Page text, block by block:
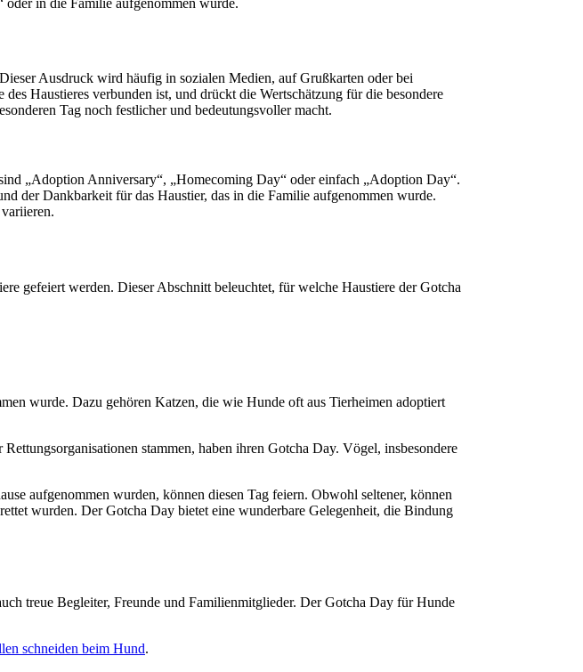
Ausdruck wird häufig in sozialen Medien, auf Grußkarten oder bei
Haustieres verbunden ist, und drückt die Wertschätzung für die besondere
Tag noch festlicher und bedeutungsvoller macht.
„Adoption Anniversary“, „Homecoming Day“ oder einfach „Adoption Day“.
der Dankbarkeit für das Haustier, das in die Familie aufgenommen wurde.
gefeiert werden. Dieser Abschnitt beleuchtet, für welche Haustiere der Gotcha
wurde. Dazu gehören Katzen, die wie Hunde oft aus Tierheimen adoptiert
stammen, haben ihren Gotcha Day. Vögel, insbesondere
aufgenommen wurden, können diesen Tag feiern. Obwohl seltener, können
wurden. Der Gotcha Day bietet eine wunderbare Gelegenheit, die Bindung
treue Begleiter, Freunde und Familienmitglieder. Der Gotcha Day für Hunde
schneiden beim Hund.